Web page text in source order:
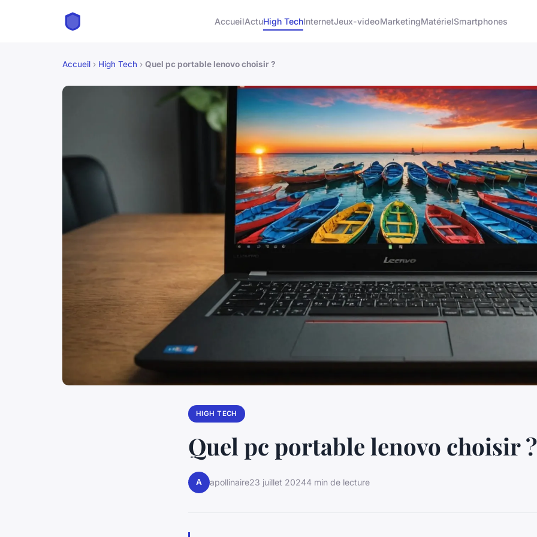
AccueilActuHigh TechInternetJeux-videoMarketingMatérielSmartphones
Accueil › High Tech › Quel pc portable lenovo choisir ?
HIGH TECH
Quel pc portable lenovo choisir ?
A apollinaire23 juillet 20244 min de lecture